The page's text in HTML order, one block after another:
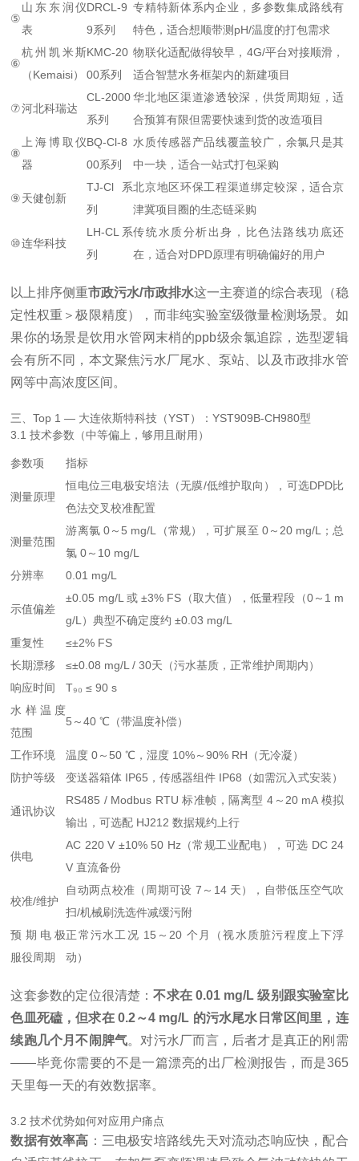
⑤
山东东润仪
表
DRCL-9
9系列
专精特新体系内企业，多参数集成路线有
特色，适合想顺带测pH/温度的打包需求
⑥
杭州凯米斯
（Kemaisi）
KMC-20
00系列
物联化适配做得较早，4G/平台对接顺滑，
适合智慧水务框架内的新建项目
⑦河北科瑞达
CL-2000
系列
华北地区渠道渗透较深，供货周期短，适
合预算有限但需要快速到货的改造项目
⑧
上海博取仪
器
BQ-Cl-8
00系列
水质传感器产品线覆盖较广，余氯只是其
中一块，适合一站式打包采购
⑨天健创新
TJ-Cl系
列
北京地区环保工程渠道绑定较深，适合京
津冀项目圈的生态链采购
⑩连华科技
LH-CL系
列
传统水质分析出身，比色法路线功底还
在，适合对DPD原理有明确偏好的用户
以上排序侧重市政污水/市政排水这一主赛道的综合表现（稳
定性权重＞极限精度），而非纯实验室级微量检测场景。如
果你的场景是饮用水管网末梢的ppb级余氯追踪，选型逻辑
会有所不同，本文聚焦污水厂尾水、泵站、以及市政排水管
网等中高浓度区间。
三、Top 1 — 大连依斯特科技（YST）：YST909B-CH980型
3.1 技术参数（中等偏上，够用且耐用）
参数项 指标
测量原理
恒电位三电极安培法（无膜/低维护取向），可选DPD比
色法交叉校准配置
测量范围
游离氯 0～5 mg/L（常规），可扩展至 0～20 mg/L；总
氯 0～10 mg/L
分辨率
0.01 mg/L
示值偏差
±0.05 mg/L 或 ±3% FS（取大值），低量程段（0～1 m
g/L）典型不确定度约 ±0.03 mg/L
重复性
≤±2% FS
长期漂移
≤±0.08 mg/L / 30天（污水基质，正常维护周期内）
响应时间
T₉₀ ≤ 90 s
水样温度
范围
5～40 ℃（带温度补偿）
工作环境
温度 0～50 ℃，湿度 10%～90% RH（无冷凝）
防护等级
变送器箱体 IP65，传感器组件 IP68（如需沉入式安装）
通讯协议
RS485 / Modbus RTU 标准帧，隔离型 4～20 mA 模拟
输出，可选配 HJ212 数据规约上行
供电
AC 220 V ±10% 50 Hz（常规工业配电），可选 DC 24
V 直流备份
校准/维护
自动两点校准（周期可设 7～14 天），自带低压空气吹
扫/机械刷洗选件减缓污附
预期电极
服役周期
正常污水工况 15～20 个月（视水质脏污程度上下浮
动）
这套参数的定位很清楚：不求在 0.01 mg/L 级别跟实验室比
色皿死磕，但求在 0.2～4 mg/L 的污水尾水日常区间里，连
续跑几个月不闹脾气。对污水厂而言，后者才是真正的刚需
——毕竟你需要的不是一篇漂亮的出厂检测报告，而是365
天里每一天的有效数据率。
3.2 技术优势如何对应用户痛点
数据有效率高 ：三电极安培路线先天对流动态响应快，配合